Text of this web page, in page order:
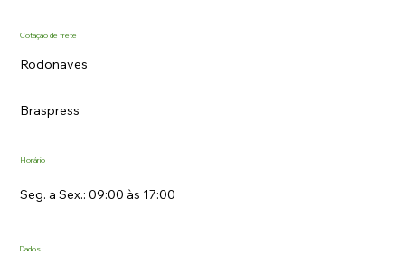
Cotação de frete
Rodonaves
Braspress
Horário
Seg. a Sex.: 09:00 às 17:00
Dados